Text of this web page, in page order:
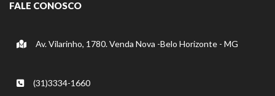
FALE CONOSCO
Av. Vilarinho, 1780. Venda Nova -Belo Horizonte - MG
(31)3334-1660